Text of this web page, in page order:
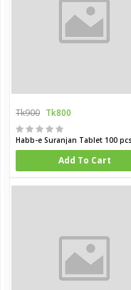
Tk900 Tk800
Habb-e Suranjan Tablet 100 pcs
Add To Cart